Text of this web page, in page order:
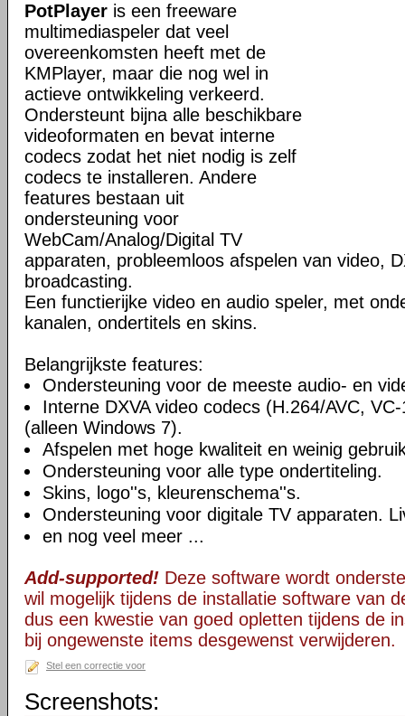
PotPlayer is een freeware
multimediaspeler dat veel
overeenkomsten heeft met de
KMPlayer, maar die nog wel in
actieve ontwikkeling verkeerd.
Ondersteunt bijna alle beschikbare
videoformaten en bevat interne
codecs zodat het niet nodig is zelf
codecs te installeren. Andere
features bestaan uit
ondersteuning voor
WebCam/Analog/Digital TV
apparaten, probleemloos afspelen van video,
broadcasting.
Een functierijke video en audio speler, met
kanalen, ondertitels en skins.
Belangrijkste features:
Ondersteuning voor de meeste audio- en
Interne DXVA video codecs (H.264/AVC,
(alleen Windows 7).
Afspelen met hoge kwaliteit en weinig
Ondersteuning voor alle type ondertiteling.
Skins, logo''s, kleurenschema''s.
Ondersteuning voor digitale TV apparaten.
en nog veel meer ...
Add-supported! Deze software wordt
wil mogelijk tijdens de installatie software van
dus een kwestie van goed opletten tijdens de
bij ongewenste items desgewenst verwijderen.
Stel een correctie voor
Screenshots: